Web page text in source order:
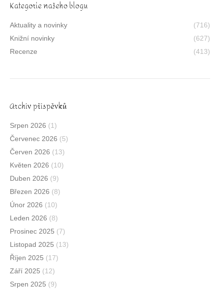
Kategorie našeho blogu
Aktuality a novinky
(716)
Knižní novinky
(627)
Recenze
(413)
Archív příspěvků
Srpen 2026 (1)
Červenec 2026 (5)
Červen 2026 (13)
Květen 2026 (10)
Duben 2026 (9)
Březen 2026 (8)
Únor 2026 (10)
Leden 2026 (8)
Prosinec 2025 (7)
Listopad 2025 (13)
Říjen 2025 (17)
Září 2025 (12)
Srpen 2025 (9)